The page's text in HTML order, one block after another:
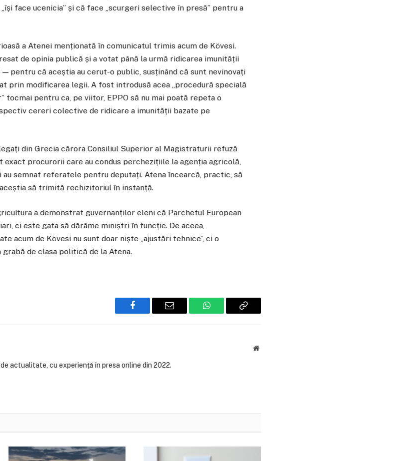
face ucenicia” și că face „scurgeri selective în presă” pentru a
a Atenei menționată în comunicatul trimis acum de Kövesi.
de opinia publică și a votat până la urmă ridicarea imunității
pentru că aceștia au cerut-o public, susținând că sunt nevinovați
prin modificarea legii. A fost introdusă acea „procedură specială
pentru ca, pe viitor, EPPO să nu mai poată repeta o
cereri colective de ridicare a imunității bazate pe
din Grecia cărora Consiliul Superior al Magistraturii refuză
exact procurorii care au condus perchezițiile la agenția agricolă,
au semnat referatele pentru deputați. Atena încearcă, practic, să
să trimită rechizitoriul în instanță.
a demonstrat guvernanților eleni că Parchetul European
ci este gata să dărâme miniștri în funcție. De aceea,
acum de Kövesi nu sunt doar niște „ajustări tehnice”, ci o
de clasa politică de la Atena.
Facebook Email WhatsAppCopiaza
Website
actualitate, cu experiență în presa online din 2022.